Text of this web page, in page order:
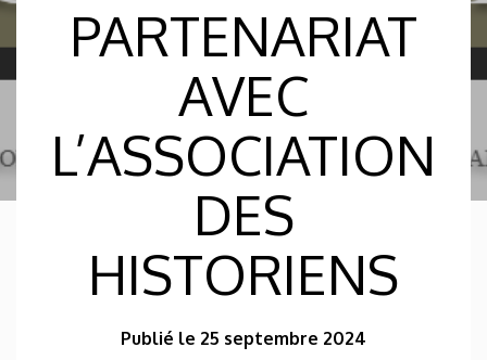
PARTENARIAT
AVEC
L’ASSOCIATION
DES
HISTORIENS
Publié le 25 septembre 2024